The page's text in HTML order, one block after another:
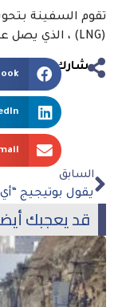
تقوم السفينة
(LNG) ، الذي يصل على متن السفن ، إلى غاز عادي.
شارك
السابق
قد يعجبك